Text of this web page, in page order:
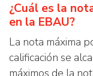
¿Cuál es la
en la EBAU?
La nota máxima
calificación se
máximos de la